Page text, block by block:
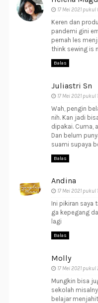
17 Mei 2021 pukul
Keren dan
pandemi gini
pernah les
think sewing is
Balas
Juliastri Sn
17 Mei 2021 pukul
Wah, pengin
nih. Kan jadi
dipakai. Cuma,
Dan belum
suami supaya
Balas
Andina
17 Mei 2021 pukul
Ini pikiran saya
ga kepegang
lagi
Balas
Molly
17 Mei 2021 pukul
Mungkin bisa
sekolah
belajar